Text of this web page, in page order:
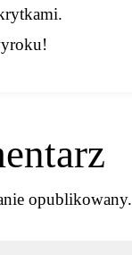
opublikowany.